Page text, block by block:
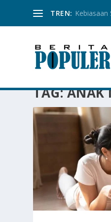
TREN: Kebiasaan
TAG:ANAK